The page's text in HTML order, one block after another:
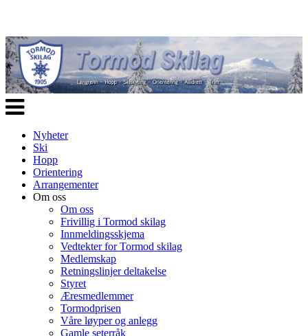
Veksle
navigasjon
Nyheter
Ski
Hopp
Orientering
Arrangementer
Om oss
Om oss
Frivillig i Tormod skilag
Innmeldingsskjema
Vedtekter for Tormod skilag
Medlemskap
Retningslinjer deltakelse
Styret
Æresmedlemmer
Tormodprisen
Våre løyper og anlegg
Gamle seterråk